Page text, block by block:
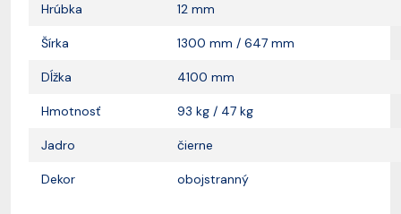
Hrúbka 12 mm
Šírka 1300 mm / 647 mm
Dĺžka 4100 mm
Hmotnosť 93 kg / 47 kg
Jadro čierne
Dekor obojstranný